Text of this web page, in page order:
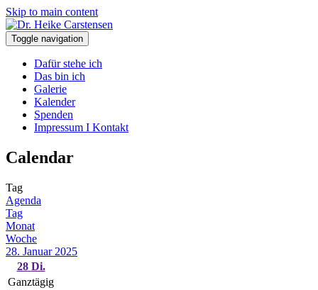
Skip to main content
Toggle navigation
Dafür stehe ich
Das bin ich
Galerie
Kalender
Spenden
Impressum I Kontakt
Calendar
Tag
Agenda
Tag
Monat
Woche
28. Januar 2025
28 Di.
Ganztägig